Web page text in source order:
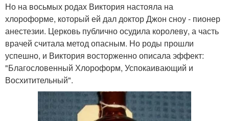
Но на восьмых родах Виктория настояла на
хлороформе, который ей дал доктор Джон сноу - пионер
анестезии. Церковь публично осудила королеву, а часть
врачей считала метод опасным. Но роды прошли
успешно, и Виктория восторженно описала эффект:
"Благословенный Хлороформ, Успокаивающий и
Восхитительный".